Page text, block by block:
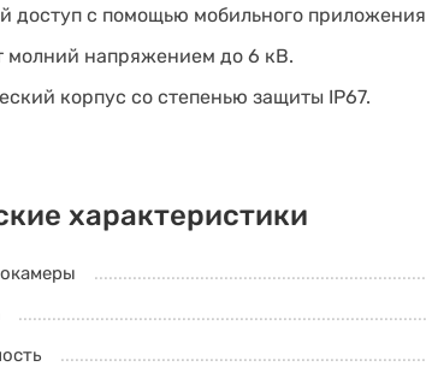
доступ с помощью мобильного
молний напряжением до 6 кВ.
корпус со степенью защиты IP67.
характеристики